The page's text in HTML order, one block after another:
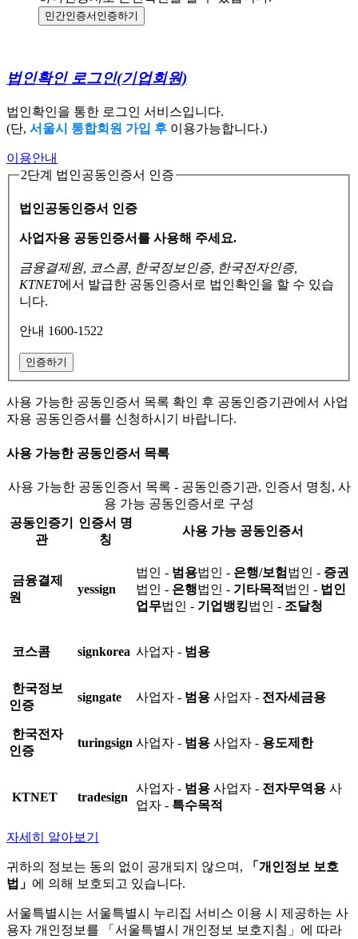
민간인증서 인증하기
법인확인 로그인(기업회원)
법인확인을 통한 로그인 서비스입니다.
(단, 서울시 통합회원 가입 후 이용가능합니다.)
이용안내
2단계 법인공동인증서 인증
법인공동인증서 인증
사업자용 공동인증서를 사용해 주세요.
금융결제원, 코스콤, 한국정보인증, 한국전자인증,
KTNET에서 발급한 공동인증서로 법인확인을 할 수 있습
니다.
안내 1600-1522
인증하기
사용 가능한 공동인증서 목록 확인 후 공동인증기관에서 사업
자용 공동인증서를 신청하시기 바랍니다.
사용 가능한 공동인증서 목록
사용 가능한 공동인증서 목록 - 공동인증기관, 인증서 명칭, 사
용 가능 공동인증서로 구성
공동인증기
관
인증서 명
칭
사용 가능 공동인증서
금융결제
원
yessign
법인 - 범용법인 - 은행/보험 법인 - 증권
법인 - 은행법인 - 기타목적 법인 - 법인
업무법인 - 기업뱅킹법인 - 조달청
코스콤 signkorea 사업자 - 범용
한국정보
인증
signgate 사업자 - 범용 사업자 - 전자세금용
한국전자
인증
turingsign 사업자 - 범용 사업자 - 용도제한
KTNET tradesign
사업자 - 범용 사업자 - 전자무역용 사
업자 - 특수목적
자세히 알아보기
귀하의 정보는 동의 없이 공개되지 않으며,
「개인정보 보호
법」 에 의해 보호되고 있습니다.
서울특별시는 서울특별시 누리집 서비스 이용 시 제공하는 사
용자 개인정보를 「서울특별시 개인정보 보호지침」에 따라